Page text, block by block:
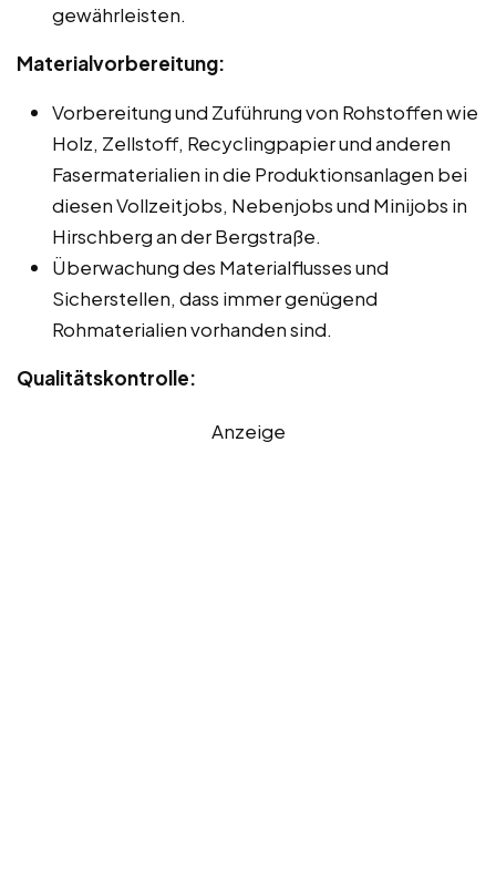
gewährleisten.
Materialvorbereitung:
Vorbereitung und Zuführung von Rohstoffen wie
Holz, Zellstoff, Recyclingpapier und anderen
Fasermaterialien in die Produktionsanlagen bei
diesen Vollzeitjobs, Nebenjobs und Minijobs in
Hirschberg an der Bergstraße.
Überwachung des Materialflusses und
Sicherstellen, dass immer genügend
Rohmaterialien vorhanden sind.
Qualitätskontrolle:
Anzeige